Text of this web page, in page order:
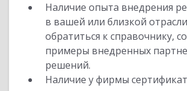
Наличие опыта внедрения
в вашей или близкой
обратиться к справочнику,
примеры внедренных
решений.
Наличие у фирмы